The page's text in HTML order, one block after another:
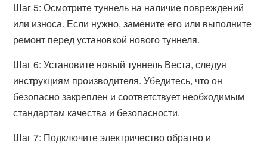
Шаг 5: Осмотрите туннель на наличие повреждений
или износа. Если нужно, замените его или выполните
ремонт перед установкой нового туннеля.
Шаг 6: Установите новый туннель Веста, следуя
инструкциям производителя. Убедитесь, что он
безопасно закреплен и соответствует необходимым
стандартам качества и безопасности.
Шаг 7: Подключите электричество обратно и